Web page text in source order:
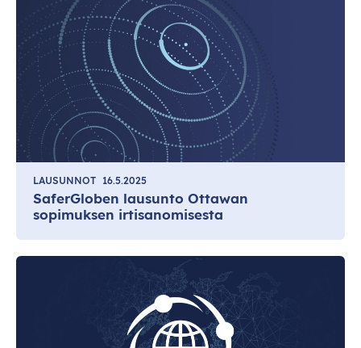
LAUSUNNOT 16.5.2025
SaferGloben lausunto Ottawan
sopimuksen irtisanomisesta